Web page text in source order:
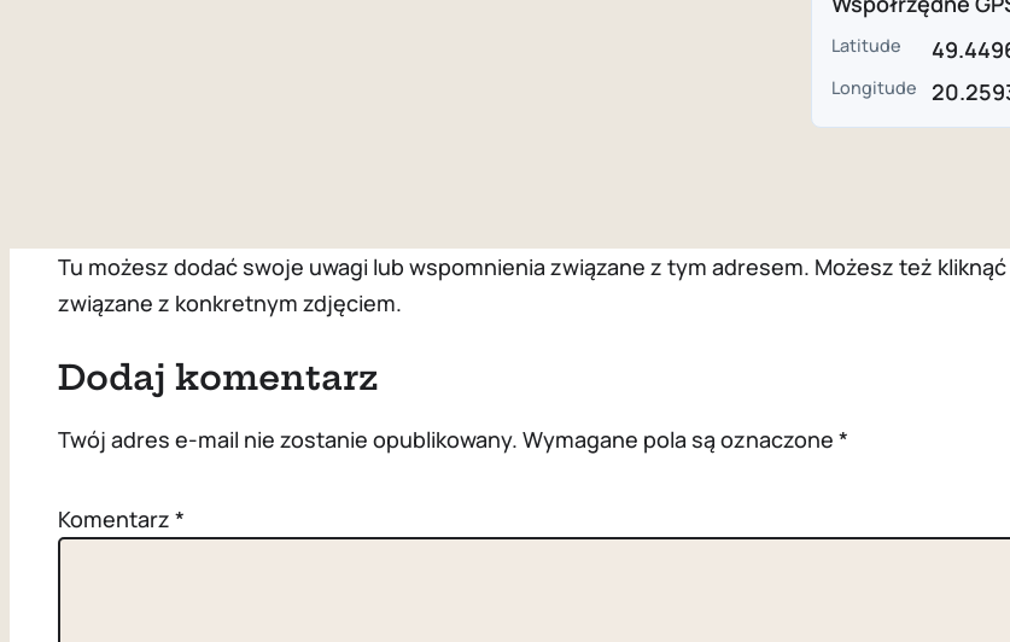
Latitude
Longitude
Tu możesz dodać swoje uwagi lub wspomnienia związane z tym adresem. Możesz też
związane z konkretnym zdjęciem.
Dodaj komentarz
Twój adres e-mail nie zostanie opublikowany. Wymagane pola są oznaczone *
Komentarz *